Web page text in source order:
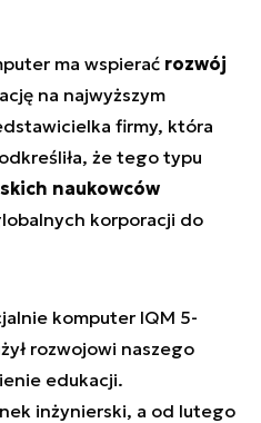
ma wspierać rozwój
na najwyższym
firmy, która
że tego typu
naukowców
korporacji do
komputer IQM 5-
rozwojowi naszego
edukacji.
inżynierski, a od lutego